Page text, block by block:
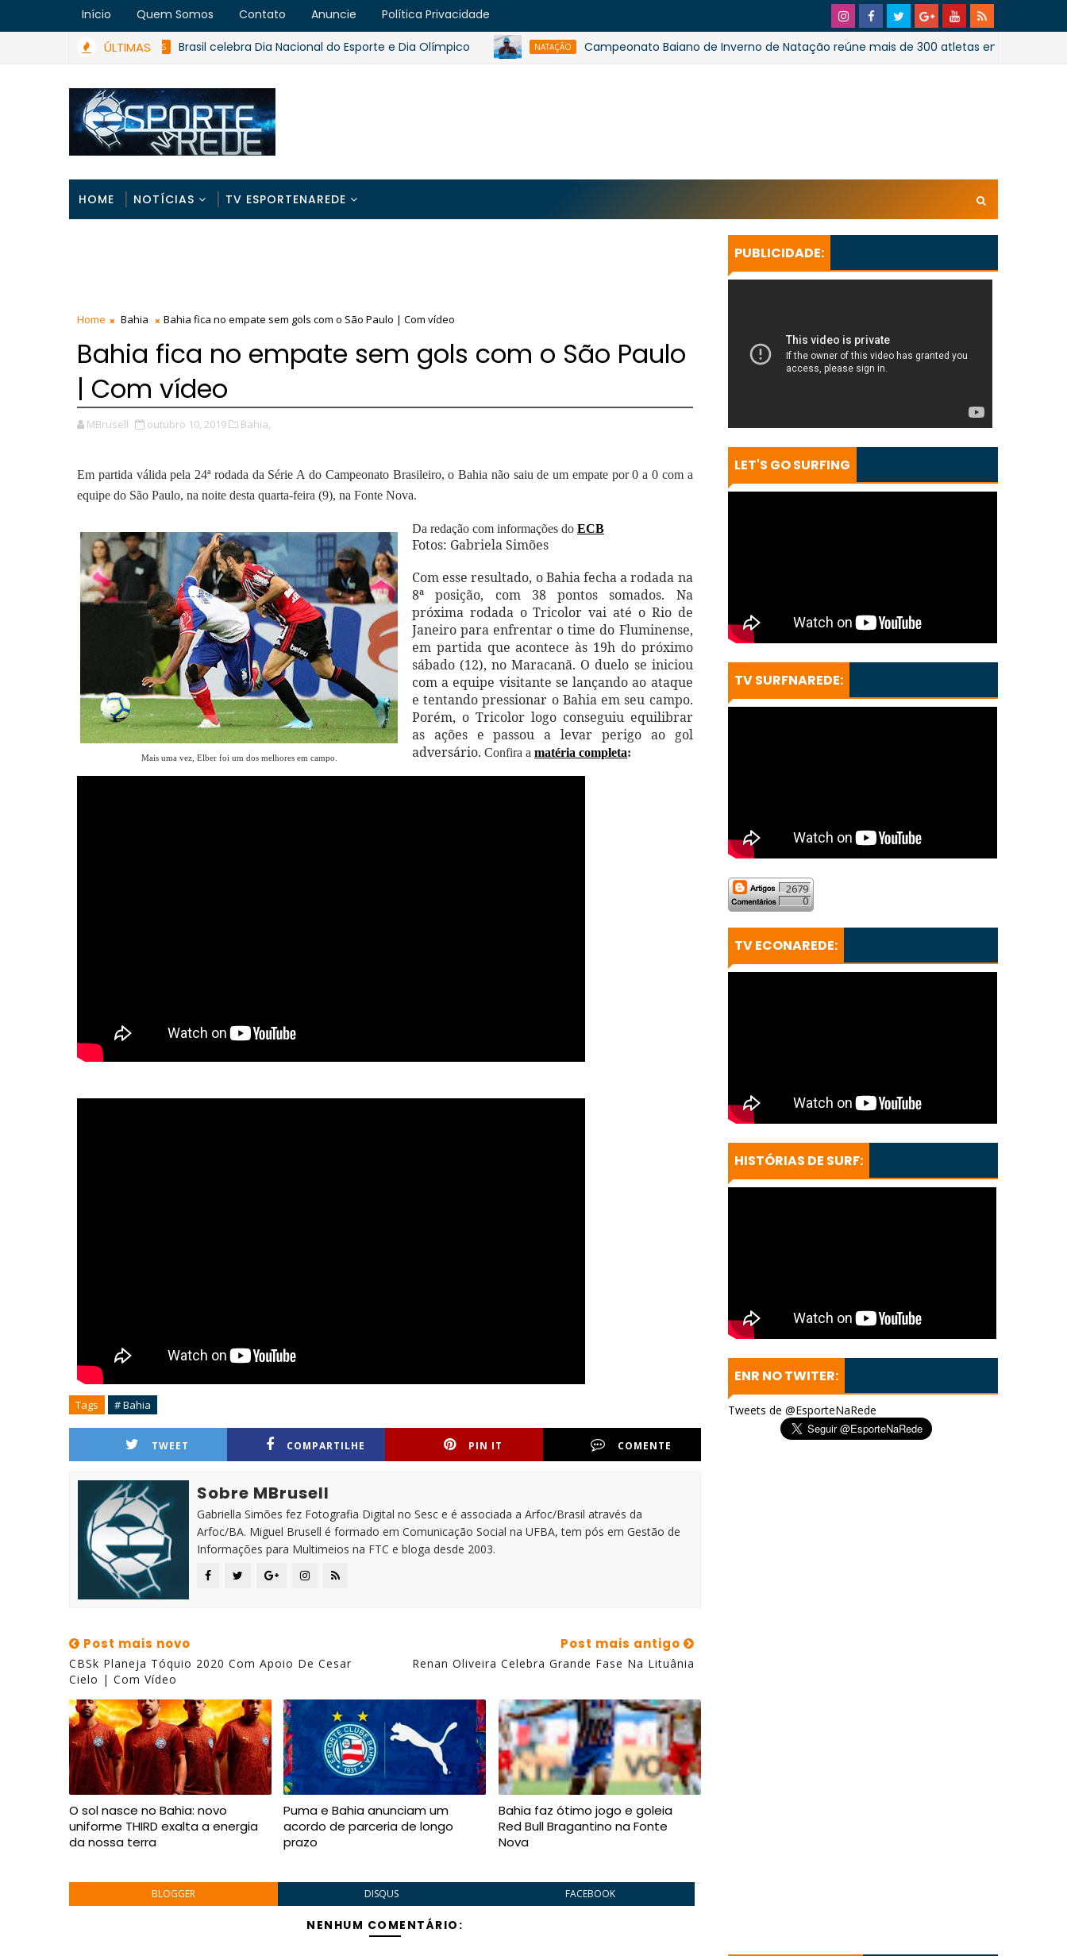
Início Quem Somos Contato Anuncie Política Privacidade
ÚLTIMAS
ESPORTES Brasil celebra Dia Nacional do Esporte e Dia Olímpico NATAÇÃO Campeonato Baiano de Inverno de Natação reúne mais de 300 atletas em Salvador
HOME NOTÍCIAS TV ESPORTENAREDE
Home Bahia Bahia fica no empate sem gols com o São Paulo | Com vídeo
Bahia fica no empate sem gols com o São Paulo
| Com vídeo
MBrusell outubro 10, 2019 Bahia,
Em partida válida pela 24ª rodada da Série A do Campeonato Brasileiro, o Bahia não saiu de um empate por 0 a 0 com a
equipe do São Paulo, na noite desta quarta-feira (9), na Fonte Nova.
Mais uma vez, Elber foi um dos melhores em campo.
Da redação com informações do ECB
Fotos: Gabriela Simões
Com esse resultado, o Bahia fecha a rodada na
8ª posição, com 38 pontos somados. Na
próxima rodada o Tricolor vai até o Rio de
Janeiro para enfrentar o time do Fluminense,
em partida que acontece às 19h do próximo
sábado (12), no Maracanã. O duelo se iniciou
com a equipe visitante se lançando ao ataque
e tentando pressionar o Bahia em seu campo.
Porém, o Tricolor logo conseguiu equilibrar
as ações e passou a levar perigo ao gol
adversário. Confira a matéria completa:
Tags # Bahia
TWEET COMPARTILHE PIN IT COMENTE
Sobre MBrusell
Gabriella Simões fez Fotografia Digital no Sesc e é associada a Arfoc/Brasil através da
Arfoc/BA. Miguel Brusell é formado em Comunicação Social na UFBA, tem pós em Gestão de
Informações para Multimeios na FTC e bloga desde 2003.
Post mais novo
CBSk Planeja Tóquio 2020 Com Apoio De Cesar
Cielo | Com Vídeo
Post mais antigo
Renan Oliveira Celebra Grande Fase Na Lituânia
O sol nasce no Bahia: novo
uniforme THIRD exalta a energia
da nossa terra
Puma e Bahia anunciam um
acordo de parceria de longo
prazo
Bahia faz ótimo jogo e goleia
Red Bull Bragantino na Fonte
Nova
BLOGGER DISQUS FACEBOOK
NENHUM COMENTÁRIO:
PUBLICIDADE:
LET'S GO SURFING
TV SURFNAREDE:
2679
0
TV ECONAREDE:
HISTÓRIAS DE SURF:
ENR NO TWITER:
Tweets de @EsporteNaRede